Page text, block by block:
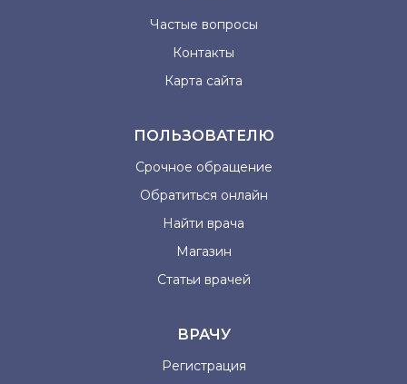
Частые вопросы
Контакты
Карта сайта
ПОЛЬЗОВАТЕЛЮ
Срочное обращение
Обратиться онлайн
Найти врача
Магазин
Статьи врачей
ВРАЧУ
Регистрация